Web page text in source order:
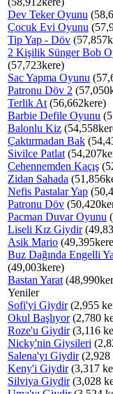
Dev Teker Oyunu
Çocuk Evi Oyunu
Tip Yap - Döv
2 Kişilik Sünger Bob
(57,723kere)
Sac Yapma Oyunu
Patronu Döv 2
Terlik At (56,662kere)
Barbie Defile Oyunu
Balonlu Kiz
Çaktırmadan Bak
Sivilce Patlat
Cehennemden Kaçış
Zidan Sahada
Nefis Pastalar Yap
Patronu Döv
Pacman Duvar Oyunu
Liseli Kız Giydir
Asik Mario
Buz Dağında Engelli
(49,003kere)
Bastan Yarat
Yeniler
Sofi'yi Giydir(2,955
Okul Başlıyor(2,780
Roze'u Giydir(3,116
Nicky'nin Giysileri
Salena'yı Giydir(2,928
Keny'i Giydir(3,317
Silviya Giydir(3,028